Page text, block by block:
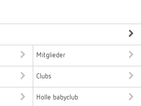
Mitglieder
Clubs
Holle babyclub